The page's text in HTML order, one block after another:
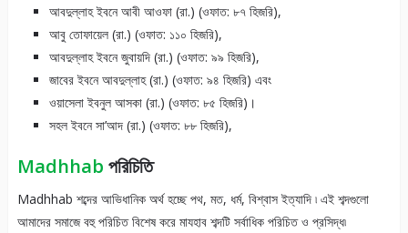
আবদুল্লাহ ইবনে আবী আওফা (রা.) (ওফাত: ৮৭ হিজরি),
আবু তোফায়েল (রা.) (ওফাত: ১১০ হিজরি),
আবদুল্লাহ ইবনে জুবায়দি (রা.) (ওফাত: ৯৯ হিজরি),
জাবের ইবনে আবদুল্লাহ (রা.) (ওফাত: ৯৪ হিজরি) এবং
ওয়াসেলা ইবনুল আসকা (রা.) (ওফাত: ৮৫ হিজরি)।
সহল ইবনে সা’আদ (রা.) (ওফাত: ৮৮ হিজরি),
Madhhab পরিচিতি
Madhhab শব্দের আভিধানিক অর্থ হচ্ছে পথ, মত, ধর্ম, বিশ্বাস ইত্যাদি ৷ এই শব্দগুলো
আমাদের সমাজে বহু পরিচিত বিশেষ করে মাযহাব শব্দটি সর্বাধিক পরিচিত ও প্রসিদ্ধ৷